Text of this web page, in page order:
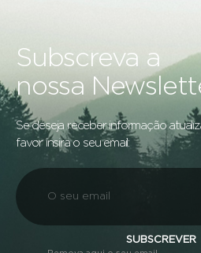
Subscreva a
nossa
Se deseja receber informação
favor insira o seu email:
SUBSCREVER